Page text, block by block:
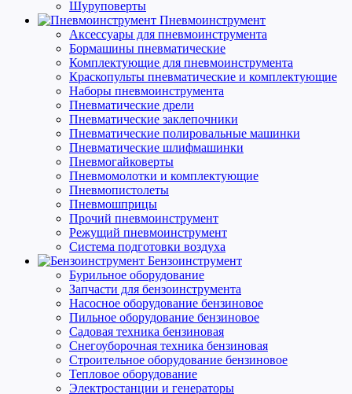
Шуруповерты
Пневмоинструмент
Аксессуары для пневмоинструмента
Бормашины пневматические
Комплектующие для пневмоинструмента
Краскопульты пневматические и комплектующие
Наборы пневмоинструмента
Пневматические дрели
Пневматические заклепочники
Пневматические полировальные машинки
Пневматические шлифмашинки
Пневмогайковерты
Пневмомолотки и комплектующие
Пневмопистолеты
Пневмошприцы
Прочий пневмоинструмент
Режущий пневмоинструмент
Система подготовки воздуха
Бензоинструмент
Бурильное оборудование
Запчасти для бензоинструмента
Насосное оборудование бензиновое
Пильное оборудование бензиновое
Садовая техника бензиновая
Снегоуборочная техника бензиновая
Строительное оборудование бензиновое
Тепловое оборудование
Электростанции и генераторы